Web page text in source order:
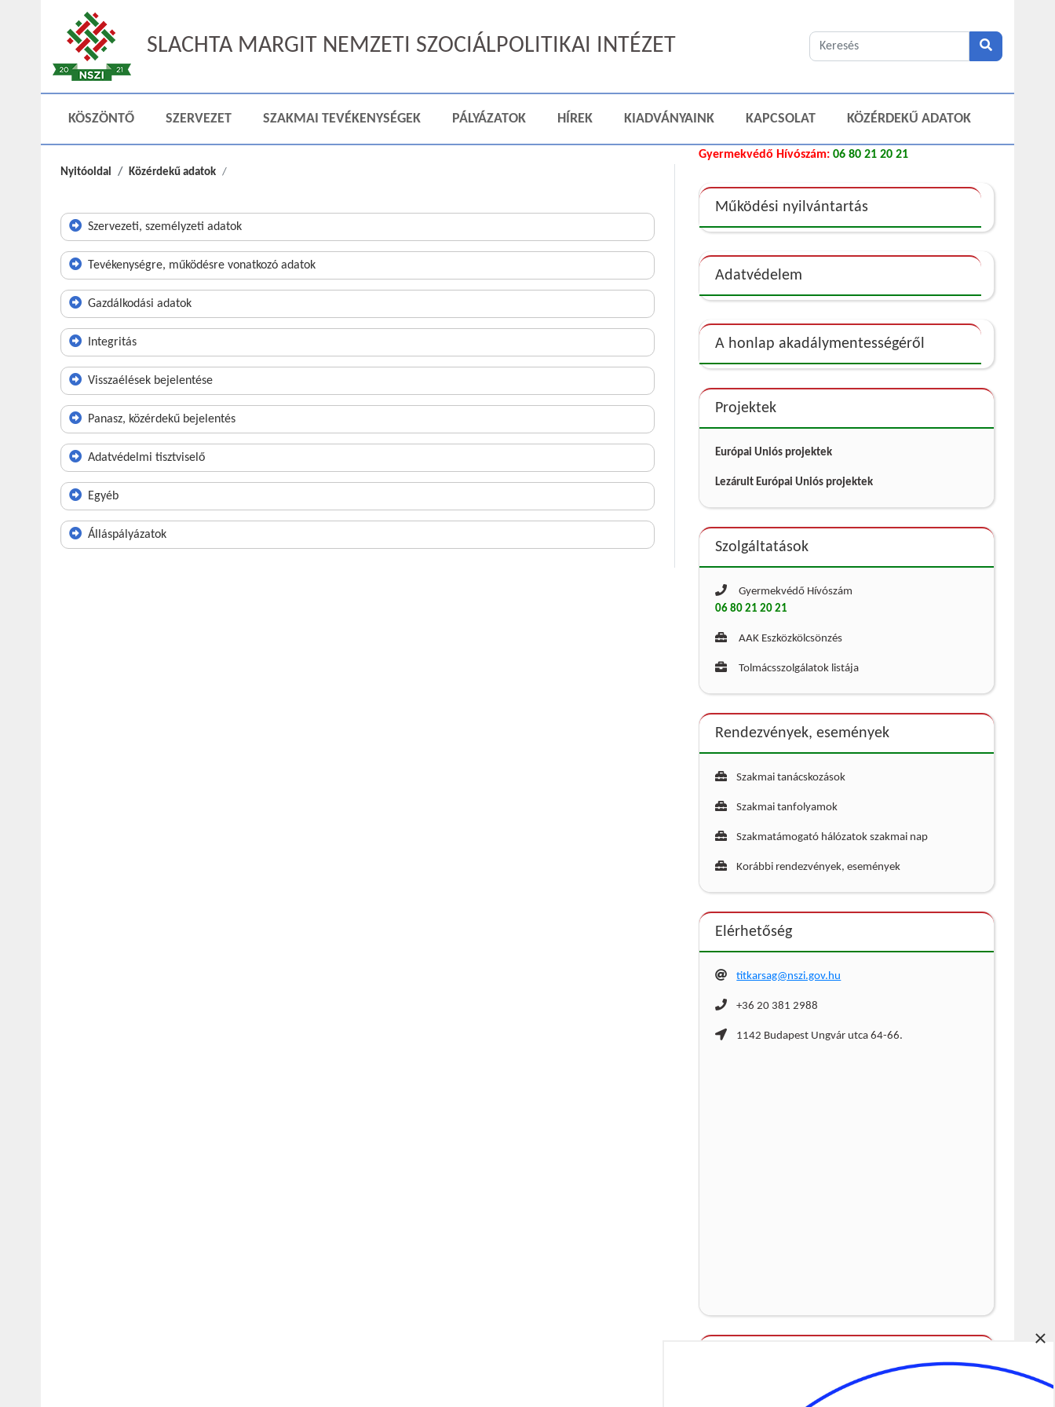
×
SLACHTA MARGIT NEMZETI SZOCIÁLPOLITIKAI INTÉZET
KÖSZÖNTŐ SZERVEZET SZAKMAI TEVÉKENYSÉGEK PÁLYÁZATOK HÍREK KIADVÁNYAINK KAPCSOLAT KÖZÉRDEKŰ ADATOK
Nyitóoldal Közérdekű adatok
Szervezeti, személyzeti adatok
Tevékenységre, működésre vonatkozó adatok
Gazdálkodási adatok
Integritás
Visszaélések bejelentése
Panasz, közérdekű bejelentés
Adatvédelmi tisztviselő
Egyéb
Álláspályázatok
Gyermekvédő Hívószám: 06 80 21 20 21
Működési nyilvántartás
Adatvédelem
A honlap akadálymentességéről
Projektek
Európai Uniós projektek
Lezárult Európai Uniós projektek
Szolgáltatások
Gyermekvédő Hívószám
06 80 21 20 21
AAK Eszközkölcsönzés
Tolmácsszolgálatok listája
Rendezvények, események
Szakmai tanácskozások
Szakmai tanfolyamok
Szakmatámogató hálózatok szakmai nap
Korábbi rendezvények, események
Elérhetőség
titkarsag@nszi.gov.hu
+36 20 381 2988
1142 Budapest Ungvár utca 64-66.